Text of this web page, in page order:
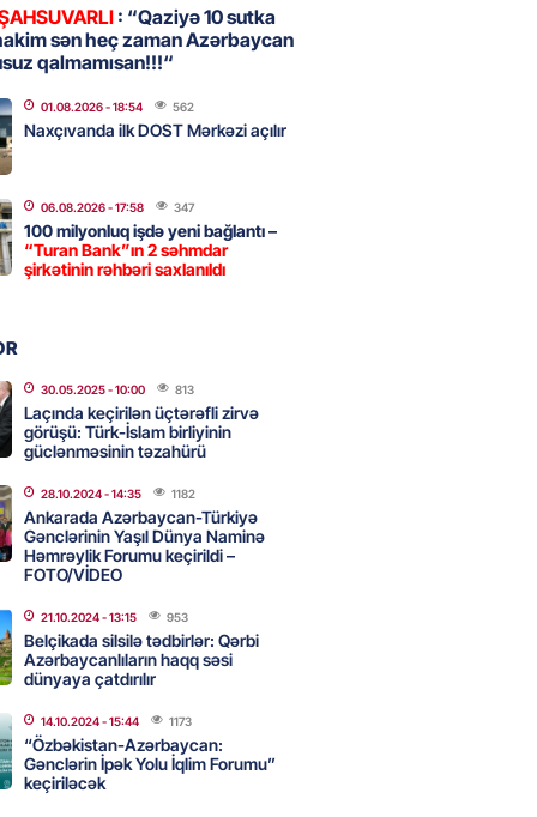
Səudiyyə Ərəbistanı və
arasında Məkkə müdafiə
bu silahı verməkdən
ABŞ-ın özünün bu raketlərə
İran millisindən İMTİNA
ölkəni seçdilər
sabah 39 dərəcə isti
- 14:30
dən mikro biznes
5%-dək endirim
- 14:28 101
: “Qaziyə 10 sutka
sən heç zaman Azərbaycan
qalmamısan!!!“
01.08.2026- 18:54 562
Naxçıvanda ilk DOST Mərkəzi açılır
06.08.2026- 17:58 347
100 milyonluq işdə yeni bağlantı –
“Turan Bank”ın 2 səhmdar
şirkətinin rəhbəri saxlanıldı
30.05.2025- 10:00 813
Laçında keçirilən üçtərəfli zirvə
görüşü: Türk-İslam birliyinin
güclənməsinin təzahürü
28.10.2024- 14:35 1182
Ankarada Azərbaycan-Türkiyə
Gənclərinin Yaşıl Dünya Naminə
Həmrəylik Forumu keçirildi –
FOTO/VİDEO
21.10.2024- 13:15 953
Belçikada silsilə tədbirlər: Qərbi
Azərbaycanlıların haqq səsi
dünyaya çatdırılır
14.10.2024- 15:44 1173
“Özbəkistan-Azərbaycan:
Gənclərin İpək Yolu İqlim Forumu”
keçiriləcək